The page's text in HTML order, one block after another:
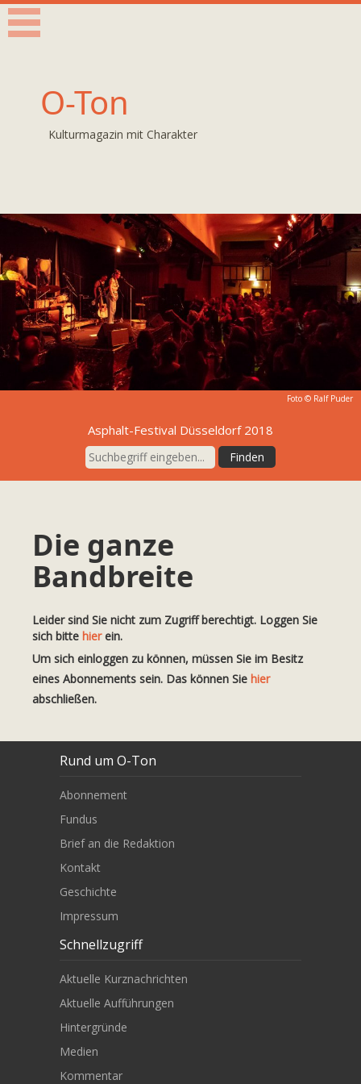
O-Ton
Kulturmagazin mit Charakter
Foto © Ralf Puder
Asphalt-Festival Düsseldorf 2018
Die ganze
Bandbreite
Leider sind Sie nicht zum Zugriff berechtigt. Loggen Sie
sich bitte hierein.
Um sich einloggen zu können, müssen Sie im Besitz
eines Abonnements sein. Das können Sie hier
abschließen.
Rund um O-Ton
Abonnement
Fundus
Brief an die Redaktion
Kontakt
Geschichte
Impressum
Schnellzugriff
Aktuelle Kurznachrichten
Aktuelle Aufführungen
Hintergründe
Medien
Kommentar